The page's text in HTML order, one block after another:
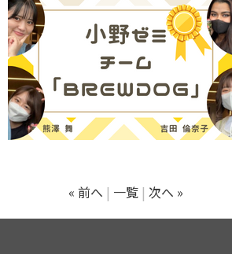
« 前へ 一覧 次へ »